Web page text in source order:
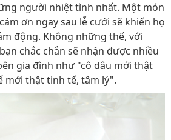
người nhiệt tình nhất. Một món
ơn ngay sau lễ cưới sẽ khiến họ
động. Không những thế, với
chắc chắn sẽ nhận được nhiều
gia đình như "cô dâu mới thật
mới thật tinh tế, tâm lý".